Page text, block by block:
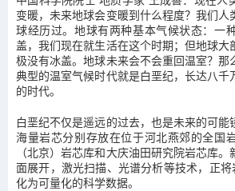
变暖，未来地球会变暖到什么程度？我们人
球经历过。地球有两种基本气候状态：一
盖，我们现在就生活在这个时期；但地球大
极没有冰盖。地球未来会不会重回温室？那
典型的温室气候时代就是白垩纪，长达八千
的时代。
白垩纪不仅是遥远的过去，也是未来的可能
海量岩芯分别存放在位于河北燕郊的全国
（北京）岩芯库和大庆油田研究院岩芯库
面展开，激光扫描、光谱分析等技术，正将
化为可量化的科学数据。